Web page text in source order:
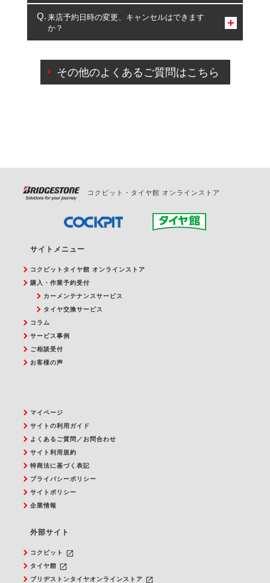
複数サービスのご予約は可能です。
一部の商品・サービスの組み合わせに限り、同時にご予約が
出来ないものもございます。
来店予約日時の変更、キャンセルはできます
か？
ご来店予約日の3営業日前を過ぎている場合のご予約
の日時変更につきましては、直接ご予約の店舗まで
その他のよくあるご質問はこちら
コクピット・タイヤ館 オンラインストア
サイトメニュー
コクピットタイヤ館 オンラインストア
購入・作業予約受付
カーメンテナンスサービス
タイヤ交換サービス
コラム
サービス事例
ご相談受付
お客様の声
マイページ
サイトの利用ガイド
よくあるご質問／お問合わせ
サイト利用規約
特商法に基づく表記
プライバシーポリシー
サイトポリシー
企業情報
外部サイト
コクピット launch
タイヤ館 launch
ブリヂストンタイヤオンラインストア launch